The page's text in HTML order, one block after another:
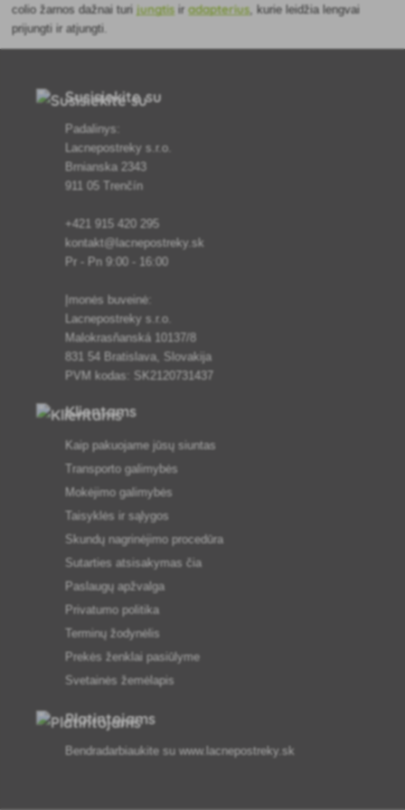
colio žarnos dažnai turi jungtis iradapterius, kurie leidžia lengvai
prijungti ir atjungti.
Susisiekite su
Padalinys:
Lacnepostreky s.r.o.
Brnianska 2343
911 05 Trenčín
+421 915 420 295
kontakt@lacnepostreky.sk
Pr - Pn 9:00 - 16:00
Įmonės buveinė:
Lacnepostreky s.r.o.
Malokrasňanská 10137/8
831 54 Bratislava, Slovakija
PVM kodas: SK2120731437
Klientams
Kaip pakuojame jūsų siuntas
Transporto galimybės
Mokėjimo galimybės
Taisyklės ir sąlygos
Skundų nagrinėjimo procedūra
Sutarties atsisakymas čia
Paslaugų apžvalga
Privatumo politika
Terminų žodynėlis
Prekės ženklai pasiūlyme
Svetainės žemėlapis
Platintojams
Bendradarbiaukite su www.lacnepostreky.sk